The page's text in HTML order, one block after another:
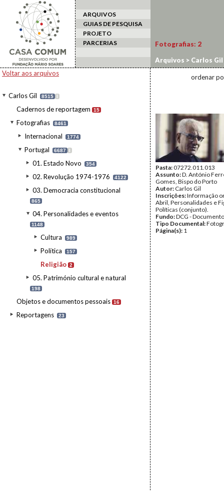
ARQUIVOS
GUIAS DE PESQUISA
PROJETO
PARCERIAS
Voltar aos arquivos
Carlos Gil 8515 I
Cadernos de reportagem 15
Fotografias 8461
Internacional 1774
Portugal 6687 I
01. Estado Novo 354
02. Revolução 1974-1976 4122
03. Democracia constitucional
865
04. Personalidades e eventos
1148
Cultura 989
Política 157
Religião 2
05. Património cultural e natural
198
Objetos e documentos pessoais 16
Reportagens 23
Fotografias: 2
Arquivos > Carlos Gil
ordenar
Pasta:07272.011.013
Assunto:D. António
Gomes, Bispo do Porto
Autor: Carlos Gil
Inscrições:Informação
Abril, Personalidades e
Políticas (conjunto).
Fundo:DCG -
Tipo Documental:
Página(s): 1